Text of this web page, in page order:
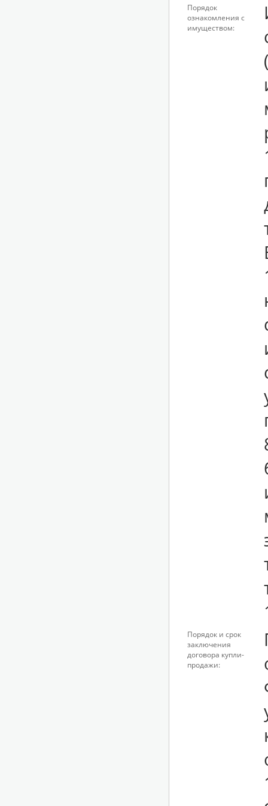
Порядок
ознакомления с
имуществом:
Порядок и срок
заключения
договора купли-
продажи: